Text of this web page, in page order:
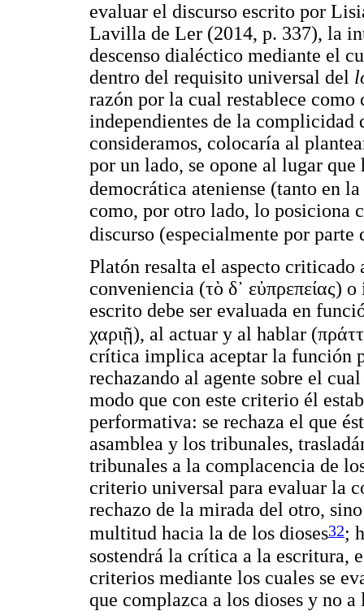
evaluar el discurso escrito por
Lavilla de Ler (2014, p. 337), la
descenso dialéctico mediante el
dentro del requisito universal del
razón por la cual restablece
independientes de la
consideramos, colocaría al
por un lado, se opone al lugar
democrática ateniense (tanto en
como, por otro lado, lo posiciona
discurso (especialmente por parte
Platón resalta el aspecto
conveniencia (τὸ δ᾿ εὐπρεπείας) o
escrito debe ser evaluada en
χαριῇ), al actuar y al hablar (
crítica implica aceptar la función
rechazando al agente sobre el
modo que con este criterio él
performativa: se rechaza el que
asamblea y los tribunales,
tribunales a la complacencia de
criterio universal para evaluar la
rechazo de la mirada del otro,
multitud hacia la de los dioses32;
sostendrá la crítica a la escritura,
criterios mediante los cuales se
que complazca a los dioses y no